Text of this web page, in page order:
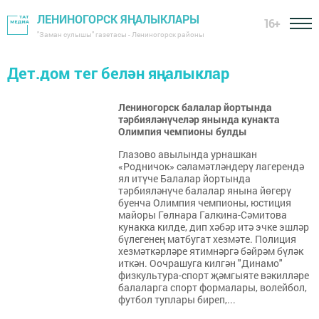
ЛЕНИНОГОРСК ЯҢАЛЫКЛАРЫ
"Заман сулышы" газетасы - Лениногорск районы
16+
Дет.дом тег белән яңалыклар
Лениногорск балалар йортында
тәрбияләнүчеләр янында кунакта
Олимпия чемпионы булды
Глазово авылында урнашкан
«Родничок» сәламәтләндерү лагерендә
ял итүче Балалар йортында
тәрбияләнүче балалар янына йөгерү
буенча Олимпия чемпионы, юстиция
майоры Гөлнара Галкина-Сәмитова
кунакка килде, дип хәбәр итә эчке эшләр
бүлегенең матбугат хезмәте. Полиция
хезмәткәрләре ятимнәргә бәйрәм бүләк
иткән. Оочрашуга килгән "Динамо"
физкультура-спорт җәмгыяте вәкилләре
балаларга спорт формалары, волейбол,
футбол туплары биреп,...